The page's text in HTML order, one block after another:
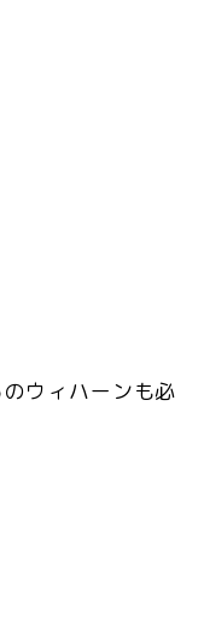
ウィハーンも必